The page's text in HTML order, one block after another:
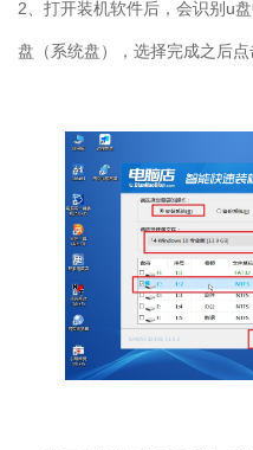
2 、打开装机软件后，会识别 u
盘（系统盘），选择完成之后点